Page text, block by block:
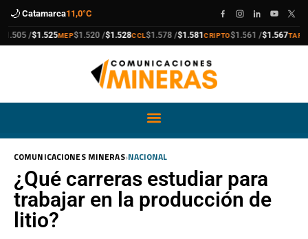
🌙 Catamarca11,0°C
/$1.525MEP
compra$1.520 /
venta $1.528CCL
compra$1.578 /
venta $1.581CRIPTO
compra$1.561 /
venta $1.567compra
venta
COMUNICACIONES MINERAS›NACIONAL
¿Qué carreras estudiar para
trabajar en la producción de
litio?